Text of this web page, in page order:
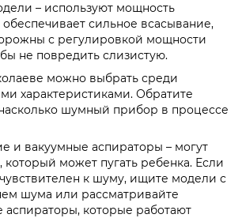
– используют мощность
обеспечивает сильное всасывание,
с регулировкой мощности
не повредить слизистую.
можно выбрать среди
характеристиками. Обратите
шумный прибор в процессе
и вакуумные аспираторы – могут
который может пугать ребенка. Если
к шуму, ищите модели с
шума или рассматривайте
аспираторы, которые работают